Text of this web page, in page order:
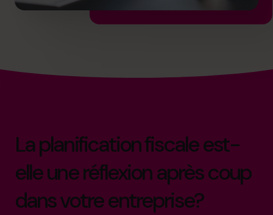
La planification fiscale est-
elle une réflexion après coup
dans votre entreprise?